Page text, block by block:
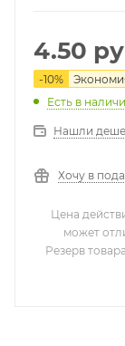
4.50
-10%
Есть в
Нашли
Хочу в
Цена
может
Резерв